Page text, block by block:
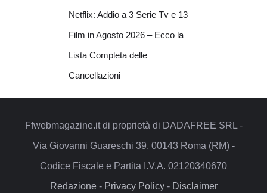
Netflix: Addio a 3 Serie Tv e 13
Film in Agosto 2026 – Ecco la
Lista Completa delle
Cancellazioni
Ffwebmagazine.it di proprietà di DADAFREE SRL -
Via Giovanni Guareschi 39, 00143 Roma (RM) -
Codice Fiscale e Partita I.V.A. 02120340670
Redazione- Privacy Policy- Disclaimer